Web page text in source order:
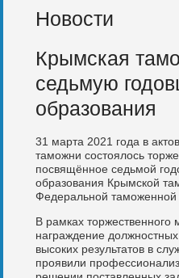
железной
дороге.
Новости
Крымская
седьмую
образования
31 марта 2021 года в
таможни состоялось
посвящённое седьмой
образования Крымской
Федеральной таможенной
В рамках торжественного
награждение
высоких результатов в
проявили